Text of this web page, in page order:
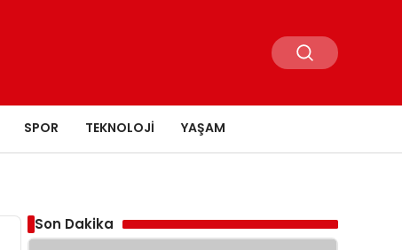
SPOR TEKNOLOJI YAŞAM
Son Dakika